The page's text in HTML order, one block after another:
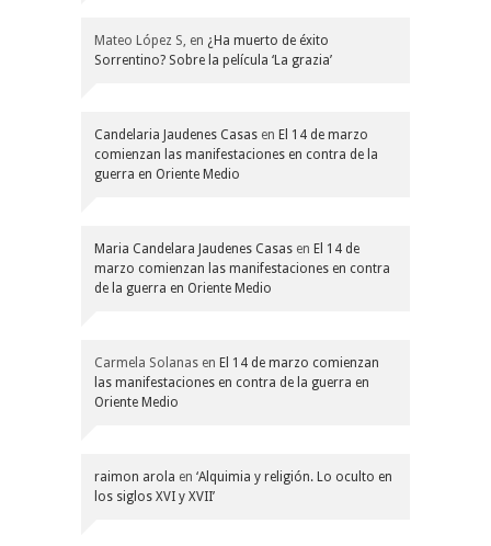
Mateo López S, en ¿Ha muerto de éxito
Sorrentino? Sobre la película ‘La grazia’
Candelaria Jaudenes Casas en El 14 de marzo
comienzan las manifestaciones en contra de la
guerra en Oriente Medio
Maria Candelara Jaudenes Casas en El 14 de
marzo comienzan las manifestaciones en contra
de la guerra en Oriente Medio
Carmela Solanas en El 14 de marzo comienzan
las manifestaciones en contra de la guerra en
Oriente Medio
raimon arola en ‘Alquimia y religión. Lo oculto en
los siglos XVI y XVII’